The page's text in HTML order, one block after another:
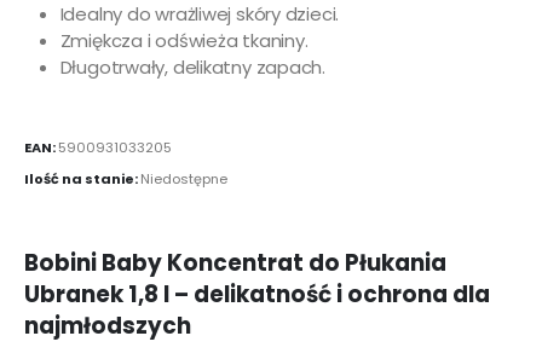
Idealny do wrażliwej skóry dzieci.
Zmiękcza i odświeża tkaniny.
Długotrwały, delikatny zapach.
EAN:5900931033205
Ilość na stanie:Niedostępne
Bobini Baby Koncentrat do Płukania
Ubranek 1,8 l – delikatność i ochrona dla
najmłodszych